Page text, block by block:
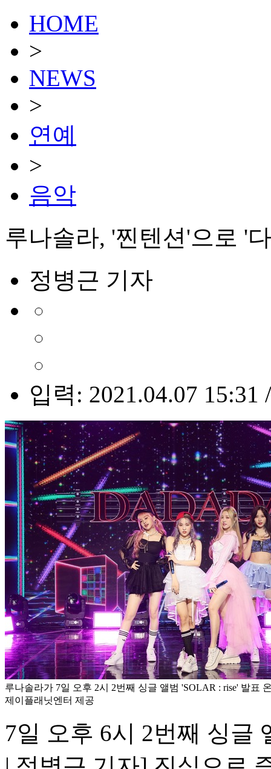
HOME
>
NEWS
>
연예
>
음악
루나솔라, '찐텐션'으로 '
정병근 기자
입력: 2021.04.07 15:31
루나솔라가 7일 오후 2시 2번째 싱글 앨범 'SOLAR : rise' 발표
제이플래닛엔터 제공
7일 오후 6시 2번째 싱글